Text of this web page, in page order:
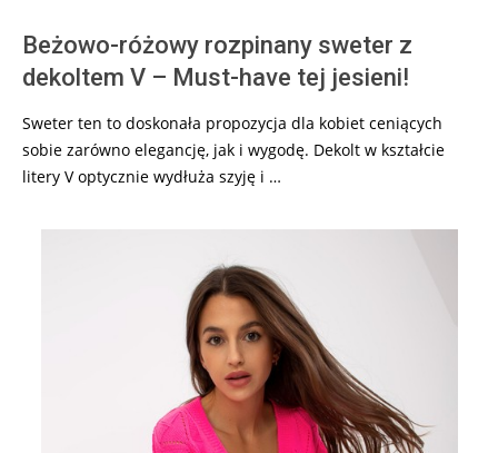
Beżowo-różowy rozpinany sweter z
dekoltem V – Must-have tej jesieni!
Sweter ten to doskonała propozycja dla kobiet ceniących
sobie zarówno elegancję, jak i wygodę. Dekolt w kształcie
litery V optycznie wydłuża szyję i …